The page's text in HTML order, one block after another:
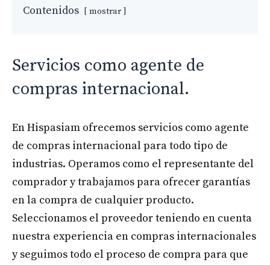
Contenidos mostrar
Servicios como agente de
compras internacional.
En Hispasiam ofrecemos servicios como agente
de compras internacional para todo tipo de
industrias. Operamos como el representante del
comprador y trabajamos para ofrecer garantías
en la compra de cualquier producto.
Seleccionamos el proveedor teniendo en cuenta
nuestra experiencia en compras internacionales
y seguimos todo el proceso de compra para que